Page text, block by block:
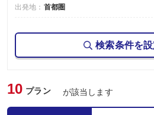
出発地： 首都圏
検索条件を
10 プラン が該当します